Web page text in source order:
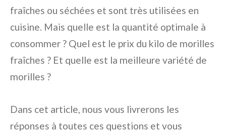
fraîches ou séchées et sont très utilisées en
cuisine. Mais quelle est la quantité optimale à
consommer ? Quel est le prix du kilo de morilles
fraîches ? Et quelle est la meilleure variété de
morilles ?
Dans cet article, nous vous livrerons les
réponses à toutes ces questions et vous